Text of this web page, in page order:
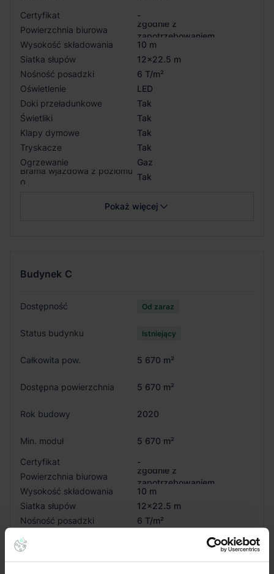
Certyfikat
-
Powierzchnia biurowa
zgodnie z
zapotrzebowaniem
Wysokość składowania
10 m
Siatka słupów
12x22.5 m
Nośność posadzki
6 T/m²
Oświetlenie
LED
Doki przeładunkowe
Tak
Świetliki
Tak
Klapy dymowe
Tak
Tryskacze
Tak
Ogrzewanie
Gaz
Brama wjazdowa z poziomu
0
Tak
Pokaż więcej
Budynek C
Dostępność Od zaraz
Status budynku Istniejący
Całkowita pow. 5 670 m²
Dostępna powierzchnia 5 670 m²
Rok budowy 2020
Min. moduł
5 670 m²
Certyfikat
-
Powierzchnia biurowa
zgodnie z
zapotrzebowaniem
Wysokość składowania
10 m
Siatka słupów
12x22.5 m
Nośność posadzki
6 T/m²
Oświetlenie
Doki przeładunkowe